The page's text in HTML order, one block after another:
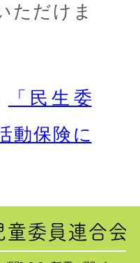
ただけま
「民生委
動保険に